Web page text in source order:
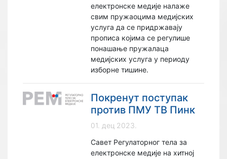
електронске медије налаже
свим пружаоцима медијских
услуга да се придржавају
прописа којима се регулише
понашање пружалаца
медијских услуга у периоду
изборне тишине.
Покренут поступак
против ПМУ ТВ Пинк
01. дец 2023.
Савет Регулаторног тела за
електронске медије на хитној